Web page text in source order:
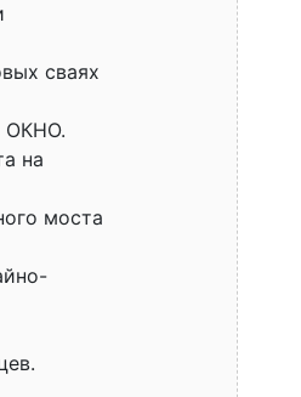
сваях
ОКНО.
на
моста